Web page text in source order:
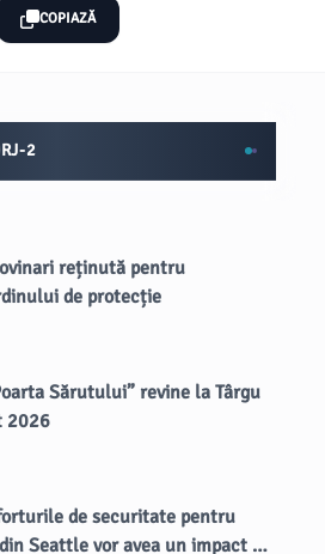
COPIAZĂ
2
reținută pentru
de protecție
Sărutului” revine la Târgu
2026
de securitate pentru
Seattle vor avea un impact de